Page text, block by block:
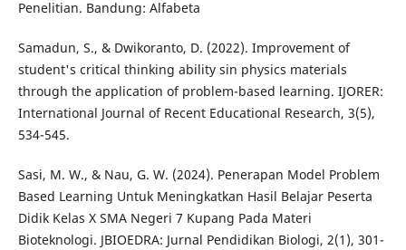
Penelitian. Bandung: Alfabeta
Samadun, S., & Dwikoranto, D. (2022). Improvement of
student's critical thinking ability sin physics materials
through the application of problem-based learning. IJORER:
International Journal of Recent Educational Research, 3(5),
534-545.
Sasi, M. W., & Nau, G. W. (2024). Penerapan Model Problem
Based Learning Untuk Meningkatkan Hasil Belajar Peserta
Didik Kelas X SMA Negeri 7 Kupang Pada Materi
Bioteknologi. JBIOEDRA: Jurnal Pendidikan Biologi, 2(1), 301-